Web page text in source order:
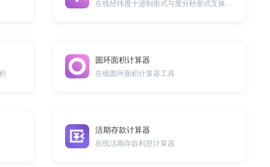
圆环面积计算器
在线圆环面积计算器工具
活期存款计算器
在线活期存款利息计算器